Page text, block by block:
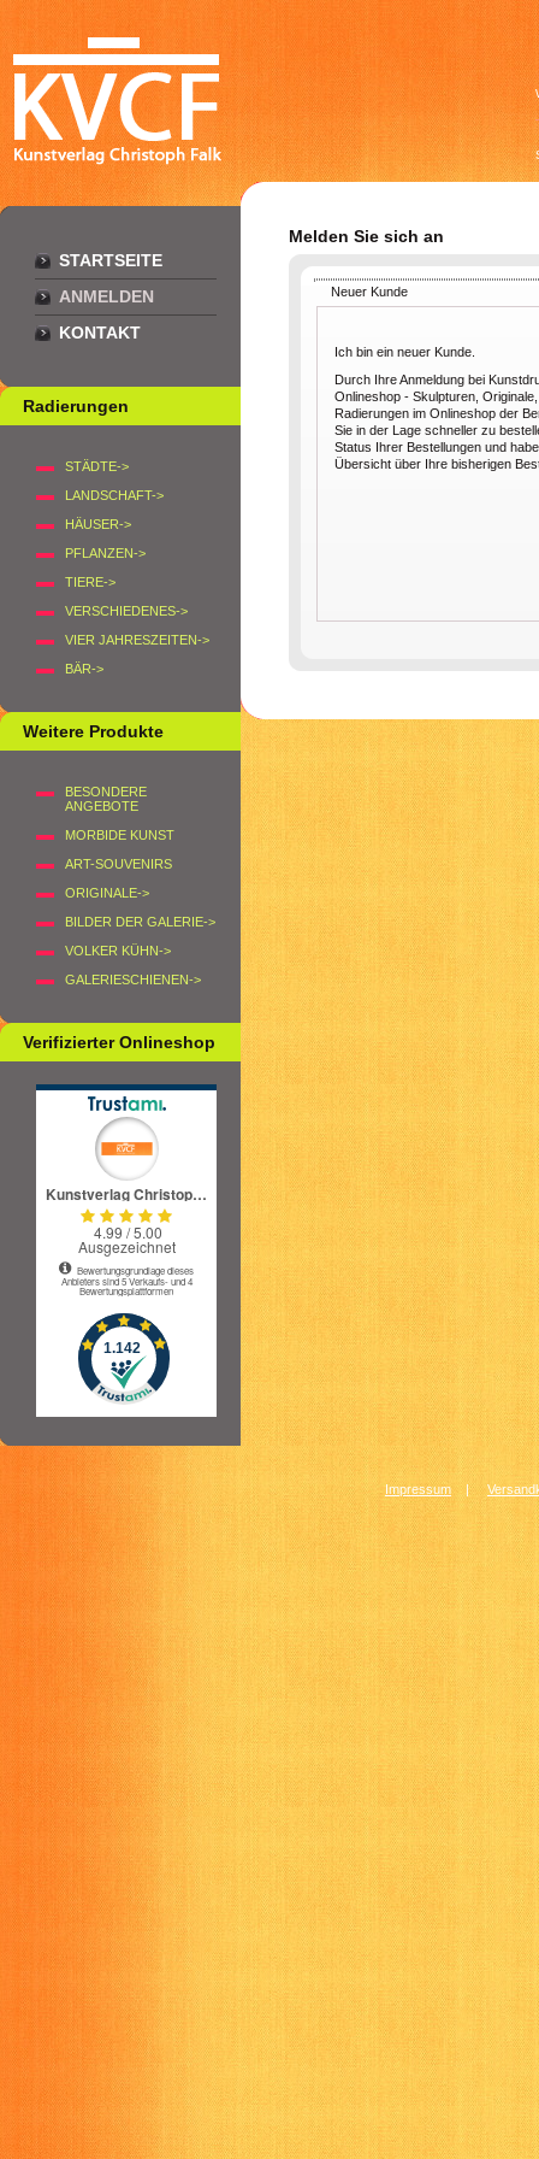
STARTSEITE
ANMELDEN
KONTAKT
Radierungen
STÄDTE->
LANDSCHAFT->
HÄUSER->
PFLANZEN->
TIERE->
VERSCHIEDENES->
VIER JAHRESZEITEN->
BÄR->
Weitere Produkte
BESONDERE
ANGEBOTE
MORBIDE KUNST
ART-SOUVENIRS
ORIGINALE->
BILDER DER GALERIE->
VOLKER KÜHN->
GALERIESCHIENEN->
Verifizierter Onlineshop
Melden Sie sich an
Neuer Kunde
Ich bin ein neuer Kunde.
Durch Ihre Anmeldung bei
Onlineshop - Skulpturen,
Radierungen im Onlineshop der
Sie in der Lage schneller zu
Status Ihrer Bestellungen und
Übersicht über Ihre bisherigen
Impressum |